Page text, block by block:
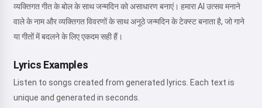
व्यक्तिगत गीत के बोल के साथ जन्मदिन को असाधारण बनाएं। हमारा AI उत्सव मनाने
वाले के नाम और व्यक्तिगत विवरणों के साथ अनूठे जन्मदिन के टेक्स्ट बनाता है, जो गाने
या गीतों में बदलने के लिए एकदम सही हैं।
Lyrics Examples
Listen to songs created from generated lyrics. Each text is
unique and generated in seconds.